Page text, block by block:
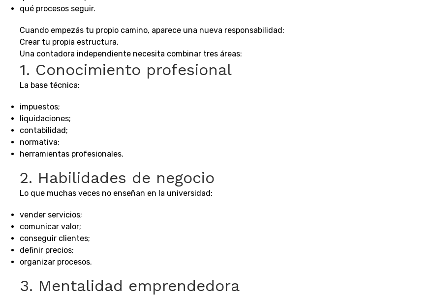
qué procesos seguir.
Cuando empezás tu propio camino, aparece una nueva responsabilidad:
Crear tu propia estructura.
Una contadora independiente necesita combinar tres áreas:
1. Conocimiento profesional
La base técnica:
impuestos;
liquidaciones;
contabilidad;
normativa;
herramientas profesionales.
2. Habilidades de negocio
Lo que muchas veces no enseñan en la universidad:
vender servicios;
comunicar valor;
conseguir clientes;
definir precios;
organizar procesos.
3. Mentalidad emprendedora